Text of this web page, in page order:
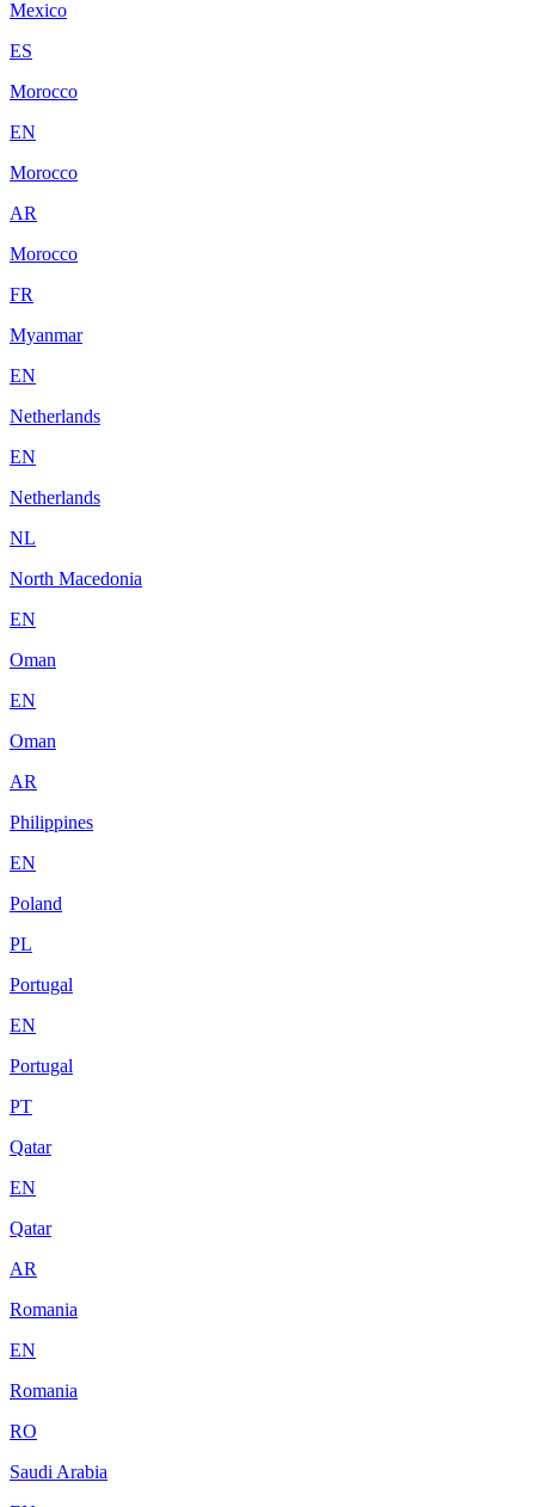
Mexico
ES
Morocco
EN
Morocco
AR
Morocco
FR
Myanmar
EN
Netherlands
EN
Netherlands
NL
North Macedonia
EN
Oman
EN
Oman
AR
Philippines
EN
Poland
PL
Portugal
EN
Portugal
PT
Qatar
EN
Qatar
AR
Romania
EN
Romania
RO
Saudi Arabia